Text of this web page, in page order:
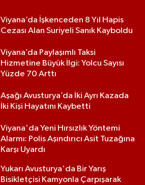
Viyana’da İşkenceden 8 Yıl Hapis
Cezası Alan Suriyeli Sanık Kayboldu
Viyana’da Paylaşımlı Taksi
Hizmetine Büyük İlgi: Yolcu Sayısı
Yüzde 70 Arttı
Aşağı Avusturya’da İki Ayrı Kazada
İki Kişi Hayatını Kaybetti
Viyana'da Yeni Hırsızlık Yöntemi
Alarmı: Polis Aşındırıcı Asit Tuzağına
Karşı Uyardı
Yukarı Avusturya'da Bir Yarış
Bisikletçisi Kamyonla Çarpışarak